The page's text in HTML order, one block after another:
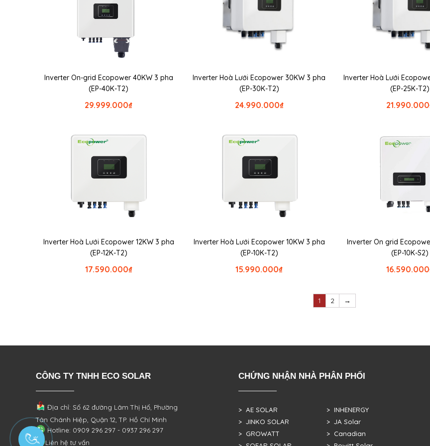
Inverter On-grid Ecopower 40KW 3 pha
(EP-40K-T2)
₫
29.999.000
Inverter Hoà Lưới Ecopower 30KW 3 pha
(EP-30K-T2)
₫
24.990.000
Inverter Hoà Lưới
(EP-25K-T2)
21.990.000
Inverter Hoà Lưới Ecopower 12KW 3 pha
(EP-12K-T2)
₫
17.590.000
Inverter Hoà Lưới Ecopower 10KW 3 pha
(EP-10K-T2)
₫
15.990.000
Inverter On grid
(EP-10K-S2)
16.590.000
1 2 →
CÔNG TY TNHH ECO SOLAR
Địa chỉ: Số 62 đường Lâm Thị Hố, Phường
Tân Chánh Hiệp, Quận 12, TP. Hồ Chí Minh
Hotline: 0909 296 297 - 0937 296 297
Liên hệ tư vấn
CHỨNG NHẬN NHÀ PHÂN PHỐI
> AE SOLAR
> JINKO SOLAR
> GROWATT
> INHENERGY
> JA Solar
> Canadian